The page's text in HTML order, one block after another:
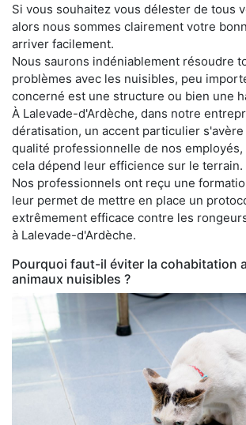
Si vous souhaitez vous délester de tous
alors nous sommes clairement votre
arriver facilement.
Nous saurons indéniablement résoudre
problèmes avec les nuisibles, peu
concerné est une structure ou bien une
À Lalevade-d'Ardèche, dans notre
dératisation, un accent particulier
qualité professionnelle de nos employés,
cela dépend leur efficience sur le terrain.
Nos professionnels ont reçu une
leur permet de mettre en place un
extrêmement efficace contre les
à Lalevade-d'Ardèche.
Pourquoi faut-il éviter la cohabitation
animaux nuisibles ?